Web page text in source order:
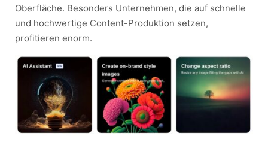
Oberfläche. Besonders Unternehmen, die auf schnelle
und hochwertige Content-Produktion setzen,
profitieren enorm.